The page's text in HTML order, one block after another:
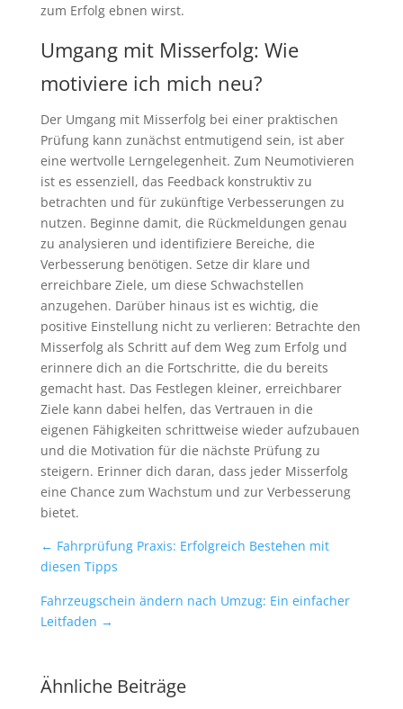
zum Erfolg ebnen wirst.
Umgang mit Misserfolg: Wie
motiviere ich mich neu?
Der Umgang mit Misserfolg bei einer praktischen
Prüfung kann zunächst entmutigend sein, ist aber
eine wertvolle Lerngelegenheit. Zum Neumotivieren
ist es essenziell, das Feedback konstruktiv zu
betrachten und für zukünftige Verbesserungen zu
nutzen. Beginne damit, die Rückmeldungen genau
zu analysieren und identifiziere Bereiche, die
Verbesserung benötigen. Setze dir klare und
erreichbare Ziele, um diese Schwachstellen
anzugehen. Darüber hinaus ist es wichtig, die
positive Einstellung nicht zu verlieren: Betrachte den
Misserfolg als Schritt auf dem Weg zum Erfolg und
erinnere dich an die Fortschritte, die du bereits
gemacht hast. Das Festlegen kleiner, erreichbarer
Ziele kann dabei helfen, das Vertrauen in die
eigenen Fähigkeiten schrittweise wieder aufzubauen
und die Motivation für die nächste Prüfung zu
steigern. Erinner dich daran, dass jeder Misserfolg
eine Chance zum Wachstum und zur Verbesserung
bietet.
← Fahrprüfung Praxis: Erfolgreich Bestehen mit
diesen Tipps
Fahrzeugschein ändern nach Umzug: Ein einfacher
Leitfaden →
Ähnliche Beiträge